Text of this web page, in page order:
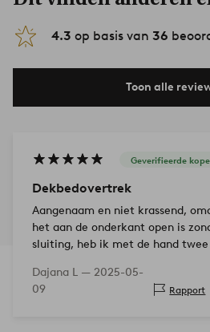
4.3 op basis van 36
Toon alle
Geverifieerde
Dekbedovertrek
Aangenaam en niet krassend,
het aan de onderkant open is
sluiting, heb ik met de hand twee
werkt prima. Omdat ik dit van
tevoren wist, was het…
Dajana L — 2025-05-
09
Rapport